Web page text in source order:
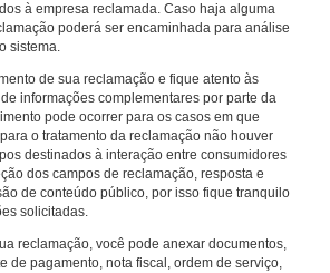
à empresa reclamada. Caso haja alguma
poderá ser encaminhada para análise
sistema.
de sua reclamação e fique atento às
informações complementares por parte da
pode ocorrer para os casos em que
o tratamento da reclamação não houver
destinados à interação entre consumidores
dos campos de reclamação, resposta e
de conteúdo público, por isso fique tranquilo
solicitadas.
reclamação, você pode anexar documentos,
de pagamento, nota fiscal, ordem de serviço,